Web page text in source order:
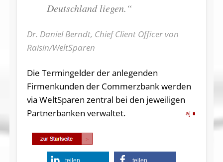
Deutschland liegen.“
Dr. Daniel Berndt, Chief Client Officer von
Raisin/WeltSparen
Die Termingelder der anlegenden
Firmenkunden der Commerzbank werden
via WeltSparen zentral bei den jeweiligen
Partnerbanken verwaltet.
aj
teilen teilen